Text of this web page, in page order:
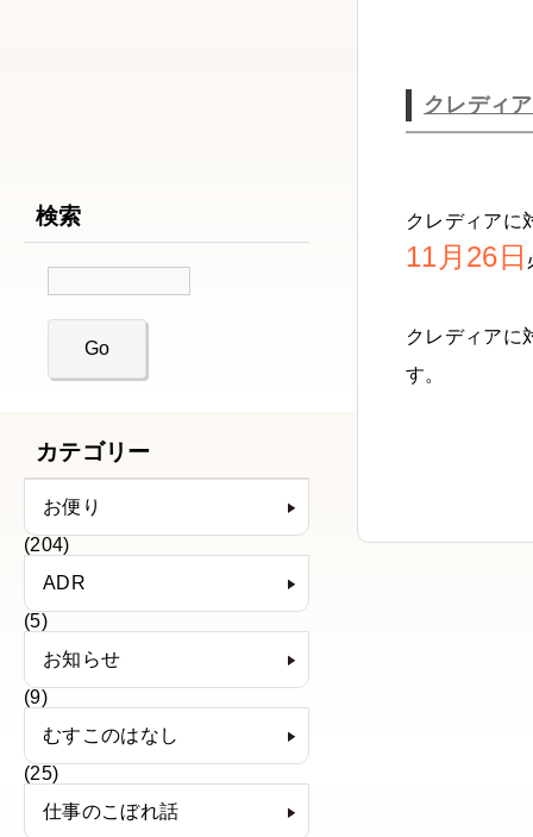
検索
カテゴリー
お便り
(204)
ADR
(5)
お知らせ
(9)
むすこのはなし
(25)
仕事のこぼれ話
クレディ
クレディアに
11月26日
クレディア
す。